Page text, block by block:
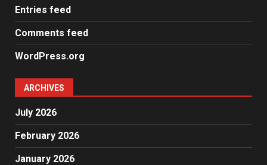
Entries feed
Comments feed
WordPress.org
ARCHIVES
July 2026
February 2026
January 2026